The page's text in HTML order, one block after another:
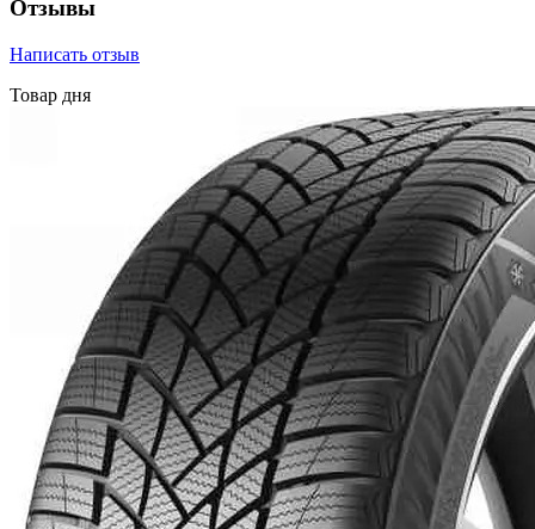
Отзывы
Написать отзыв
Товар дня